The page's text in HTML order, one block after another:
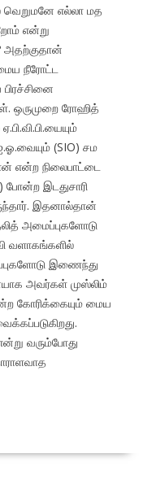
வெறுமனே எல்லா மத
என்று
அதற்குதான்
நீரோட்ட
ஒருமுறை ரோஹித்
(SIO) சம
என்ற நிலைபாட்டை
போன்ற இடதுசாரி
இதனால்தான்
அமைப்புகளோடு
வளாகங்களில்
இணைந்து
அவர்கள் முஸ்லிம்
கோரிக்கையும் மைய
வரும்போது